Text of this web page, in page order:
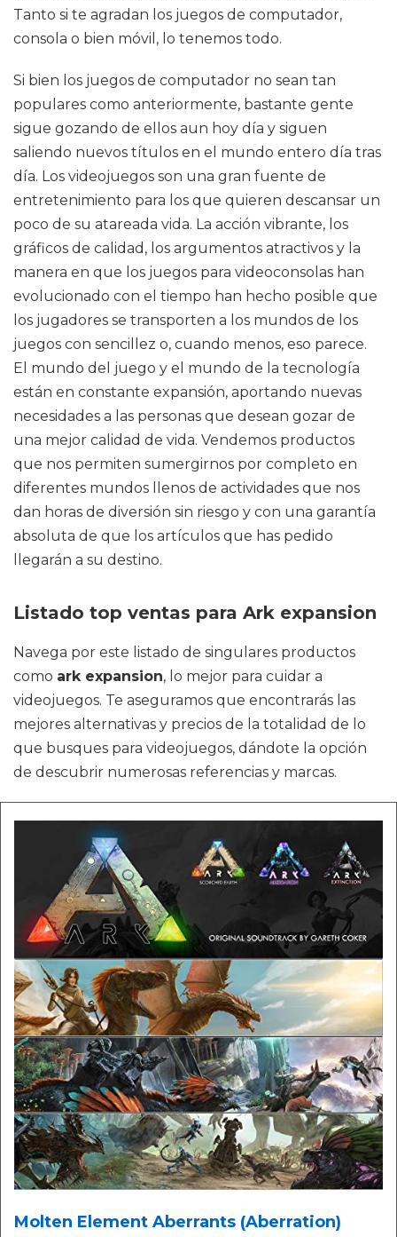
Tanto si te agradan los juegos de computador,
consola o bien móvil, lo tenemos todo.
Si bien los juegos de computador no sean tan
populares como anteriormente, bastante gente
sigue gozando de ellos aun hoy día y siguen
saliendo nuevos títulos en el mundo entero día tras
día. Los videojuegos son una gran fuente de
entretenimiento para los que quieren descansar un
poco de su atareada vida. La acción vibrante, los
gráficos de calidad, los argumentos atractivos y la
manera en que los juegos para videoconsolas han
evolucionado con el tiempo han hecho posible que
los jugadores se transporten a los mundos de los
juegos con sencillez o, cuando menos, eso parece.
El mundo del juego y el mundo de la tecnología
están en constante expansión, aportando nuevas
necesidades a las personas que desean gozar de
una mejor calidad de vida. Vendemos productos
que nos permiten sumergirnos por completo en
diferentes mundos llenos de actividades que nos
dan horas de diversión sin riesgo y con una garantía
absoluta de que los artículos que has pedido
llegarán a su destino.
Listado top ventas para Ark expansion
Navega por este listado de singulares productos
como ark expansion, lo mejor para cuidar a
videojuegos. Te aseguramos que encontrarás las
mejores alternativas y precios de la totalidad de lo
que busques para videojuegos, dándote la opción
de descubrir numerosas referencias y marcas.
Molten Element Aberrants (Aberration)